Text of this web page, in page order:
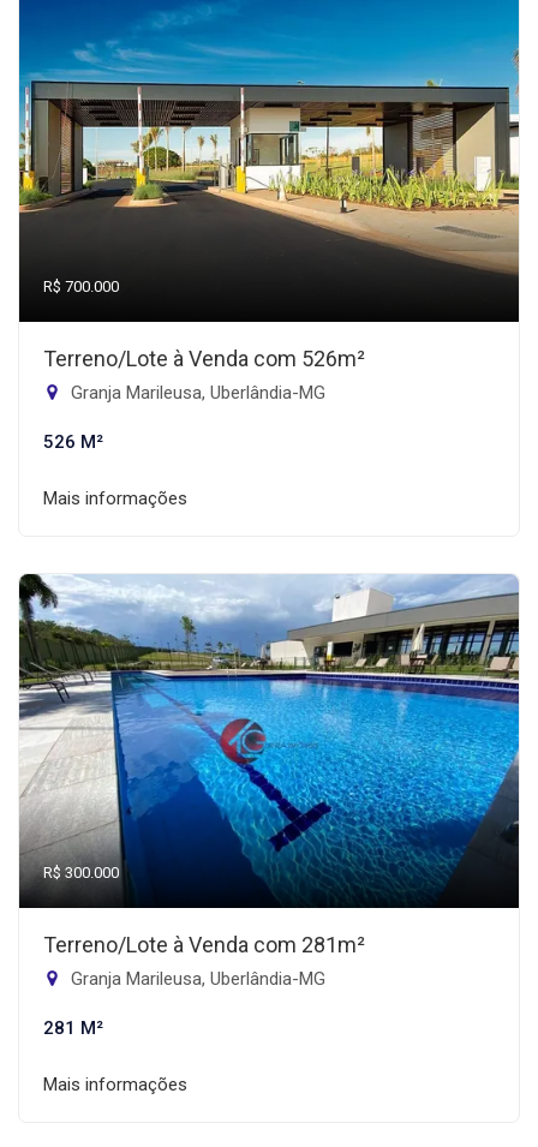
R$ 700.000
Terreno/Lote à Venda com 526m²
Granja Marileusa, Uberlândia-MG
526 M²
Mais informações
R$ 300.000
Terreno/Lote à Venda com 281m²
Granja Marileusa, Uberlândia-MG
281 M²
Mais informações